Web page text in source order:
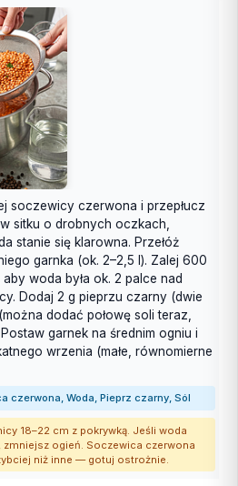
soczewicy czerwona i przepłucz
sitku o drobnych oczkach,
stanie się klarowna. Przełóż
garnka (ok. 2–2,5 l). Zalej 600
woda była ok. 2 palce nad
Dodaj 2 g pieprzu czarny (dwie
dodać połowę soli teraz,
garnek na średnim ogniu i
wrzenia (małe, równomierne
czerwona, Woda, Pieprz czarny, Sól
18–22 cm z pokrywką. Jeśli woda
zmniejsz ogień. Soczewica czerwona
niż inne — gotuj ostrożnie.